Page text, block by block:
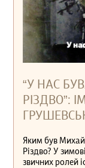
“У НАС
РІЗДВО”:
Яким був
Різдво? У
звичних ролей